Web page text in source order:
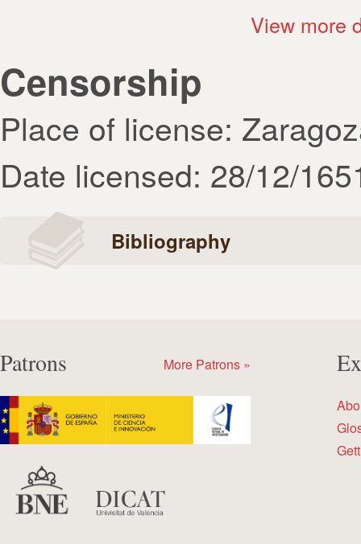
View more
Censorship
Place of license:
Date licensed: 28/12/
Bibliography
Patrons More Patrons »